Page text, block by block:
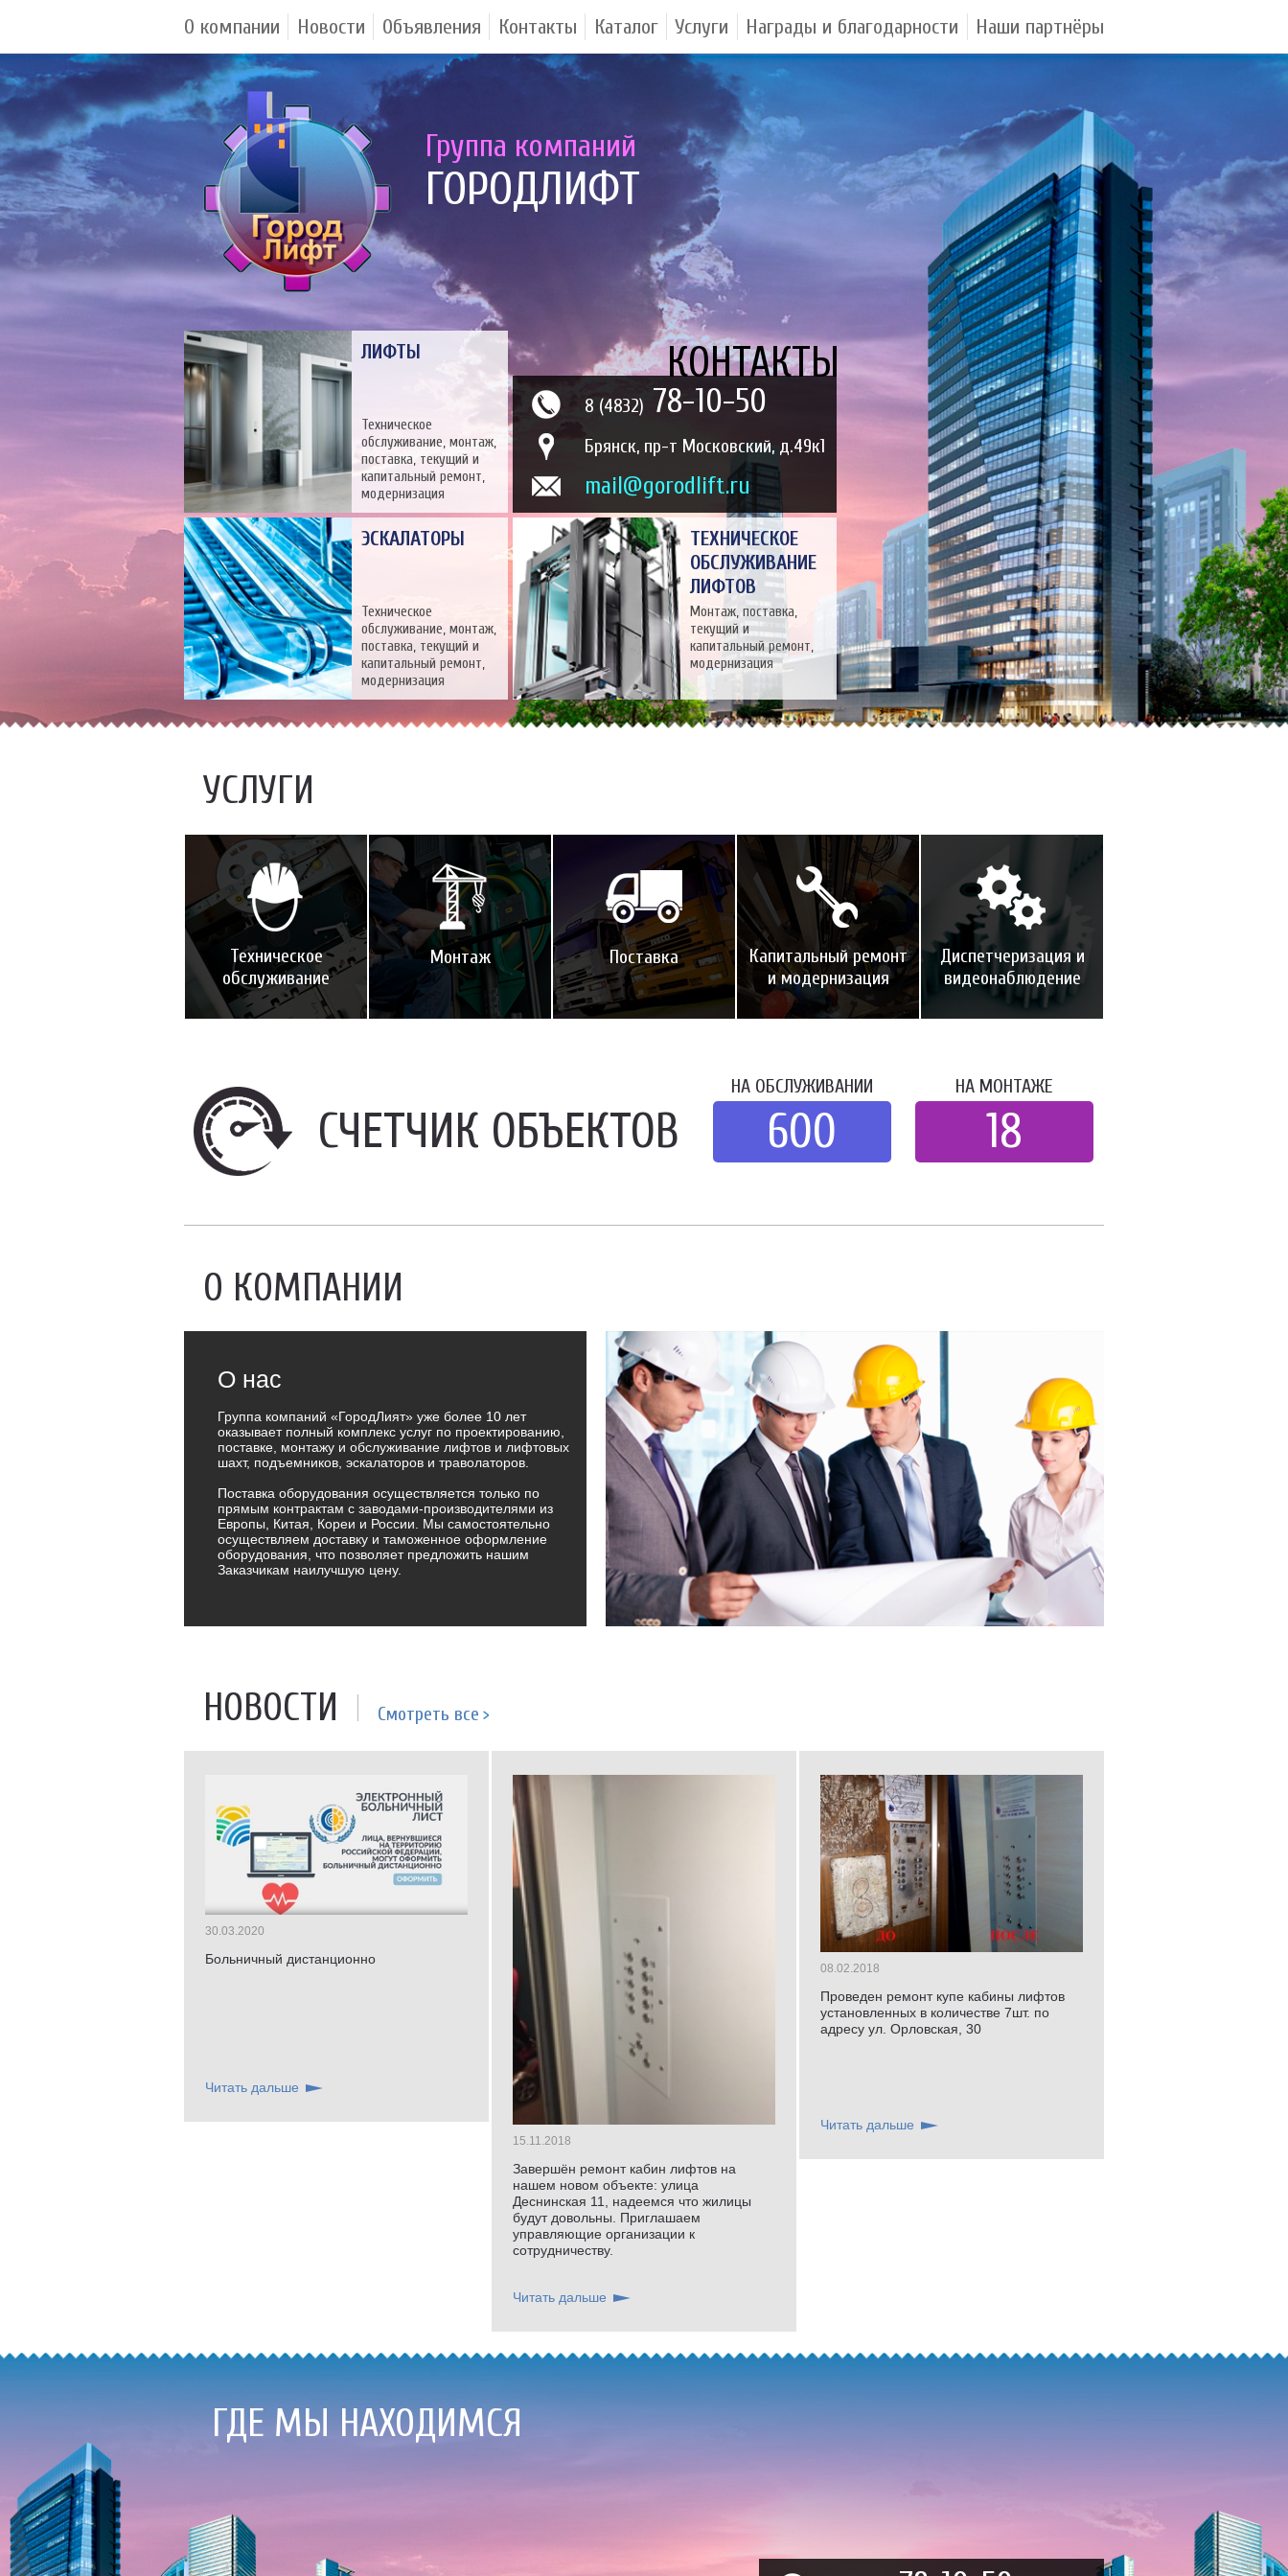
О компании Новости Объявления Контакты Каталог Услуги Награды и благодарности Наши партнёры
Группа компаний
ГОРОДЛИФТ
КОНТАКТЫ
8 (4832) 78-10-50
Брянск, пр-т Московский, д.49к1
mail@gorodlift.ru
ЛИФТЫ
Техническое
обслуживание, монтаж,
поставка, текущий и
капитальный ремонт,
модернизация
ЭСКАЛАТОРЫ
Техническое
обслуживание, монтаж,
поставка, текущий и
капитальный ремонт,
модернизация
ТЕХНИЧЕСКОЕ
ОБСЛУЖИВАНИЕ
ЛИФТОВ
Монтаж, поставка,
текущий и
капитальный ремонт,
модернизация
УСЛУГИ
Техническое
обслуживание
Монтаж Поставка
Капитальный ремонт
и модернизация
Диспетчеризация и
видеонаблюдение
СЧЕТЧИК ОБЪЕКТОВ
НА ОБСЛУЖИВАНИИ
600
НА МОНТАЖЕ
18
О КОМПАНИИ
О нас
Группа компаний «ГородЛият» уже более 10 лет
оказывает полный комплекс услуг по проектированию,
поставке, монтажу и обслуживание лифтов и лифтовых
шахт, подъемников, эскалаторов и траволаторов.
Поставка оборудования осуществляется только по
прямым контрактам с заводами-производителями из
Европы, Китая, Кореи и России. Мы самостоятельно
осуществляем доставку и таможенное оформление
оборудования, что позволяет предложить нашим
Заказчикам наилучшую цену.
НОВОСТИ Смотреть все
30.03.2020
Больничный дистанционно
Читать дальше
15.11.2018
Завершён ремонт кабин лифтов на
нашем новом объекте: улица
Деснинская 11, надеемся что жилицы
будут довольны. Приглашаем
управляющие организации к
сотрудничеству.
Читать дальше
08.02.2018
Проведен ремонт купе кабины лифтов
установленных в количестве 7шт. по
адресу ул. Орловская, 30
Читать дальше
ГДЕ МЫ НАХОДИМСЯ